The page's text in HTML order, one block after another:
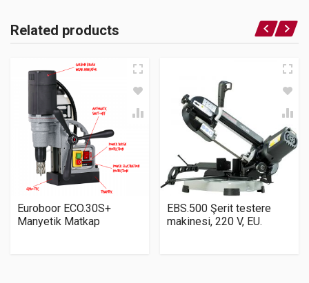
Related products
Euroboor ECO.30S+
Manyetik Matkap
EBS.500 Şerit testere
makinesi, 220 V, EU.